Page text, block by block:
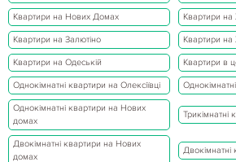
Квартири на Нових Домах Квартири на
Квартири на Залютіно Квартири на
Квартири на Одеській Квартири в
Однокімнатні квартири на Олексіївці
Однокімнатні квартири на Нових
домах
Трикімнатні
Двокімнатні квартири на Нових
домах